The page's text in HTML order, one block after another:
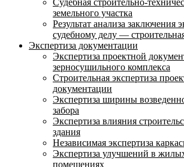
Судебная строительно-
земельного участка
Результат анализа заключения
судебному делу —
Экспертиза документации
Экспертиза проектной
зерносушильного комплекса
Строительная экспертиза
документации
Экспертиза ширины
забора
Экспертиза влияния
здания
Независимая экспертиза
Экспертиза улучшений в
помещениях